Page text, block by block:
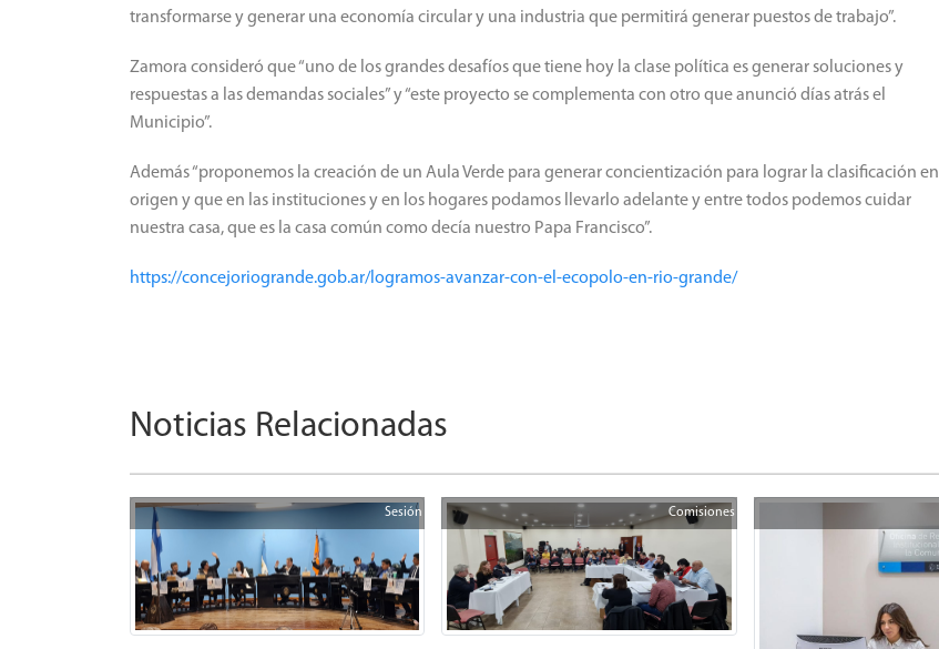
transformarse y generar una economía circular y una industria que permitirá generar puestos de trabajo”.
Zamora consideró que “uno de los grandes desafíos que tiene hoy la clase política es generar soluciones y
respuestas a las demandas sociales” y “este proyecto se complementa con otro que anunció días atrás el
Municipio”.
Además “proponemos la creación de un Aula Verde para generar concientización para lograr la clasificación en
origen y que en las instituciones y en los hogares podamos llevarlo adelante y entre todos podemos cuidar
nuestra casa, que es la casa común como decía nuestro Papa Francisco”.
https://concejoriogrande.gob.ar/logramos-avanzar-con-el-ecopolo-en-rio-grande/
Noticias Relacionadas
Sesión Comisiones